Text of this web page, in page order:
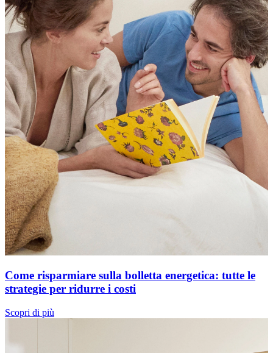
Come risparmiare sulla bolletta energetica: tutte le
strategie per ridurre i costi
Scopri di più